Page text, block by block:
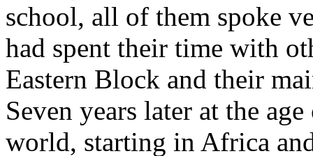
school, all of them spoke
had spent their time with
Eastern Block and their
Seven years later at the
world, starting in Africa